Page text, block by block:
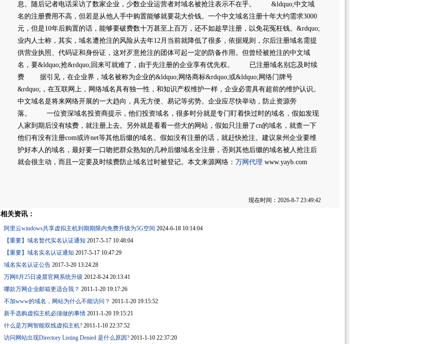
息。随后记者电话采访了数家企业，少数企业运营者对域名被抢注表示不在乎。 &ldquo;中文域
名的注册费用不高，但若是从他人手中购置能够就要花大价钱。一个中文域名注册十年大约需求3000
元，但是10年后购置的话，能够要破费数十万甚至上百万，还不如趁早注册，以免花冤枉钱。&rdquo;
业内人士称，其实，域名遭抢注的风险从去年12月当前就降低了很多，依据规则，尔后注册域名需提
供营业执照、代码证和身份证，这对歹意抢注的团体可起一定的防备作用。但曾经被抢注的中文域
名，要&ldquo;抢&rdquo;回来可就难了，由于先注册的企业享有优先权。 已注册域名别忘及时续
费 据引见，在企业界，域名被称为企业的&ldquo;网络商标&rdquo;或&ldquo;网络门牌号
&rdquo;，在互联网上，网络域名具有独一性，和知识产权维护一样，企业必需具有超前的维护认识。
中文域名是将来网络开展的一大趋向，具无方便、易记等劣势。企业应尽快举动，防止资源旁
落。 一位资深域名投资商提示，他们投资域名，很多时分就是专门盯着快过时的域名，假如发现
人家到期后没有续费，就注册上去。另外就是看看一些大的网站，假如只注册了cn的域名，就查一下
他们有没有注册com或许net等其他后缀的域名。假如没有注册的话，就赶快抢注。建议泉州企业要维
护好本人的域名，最好要一口吻把群众熟知的几种后缀域名全注册，否则其他后缀的域名被人抢注后
就会很主动，而且一定要及时续费防止域名过时被登记。本文来源网络： 万网代理 www.yayb.com
现在时间：2026-8-7 23:49:42
相关资讯：
阿里云windows共享虚拟主机到期期限内免费升级为5G空间 2024-6-18 10:14:04
【重要】域名暂代实名认证通知 2017-5-17 10:48:04
【重要】域名实名认证通知 2017-5-17 10:47:29
域名实名认证公告 2017-3-20 13:24:28
万网8月25日凌晨官网系统升级 2012-8-24 20:13:41
哪款万网企业邮箱更适合我？ 2011-1-20 19:17:26
不加www的域名，网站为什么不能访问？ 2011-1-20 19:15:52
新手选购虚拟主机必须做的事情 2011-1-20 19:15:21
什么是万网智能双线虚拟主机? 2011-1-10 22:37:52
访问网站出现Directory Listing Denied 是什么原因? 2011-1-10 22:37:20